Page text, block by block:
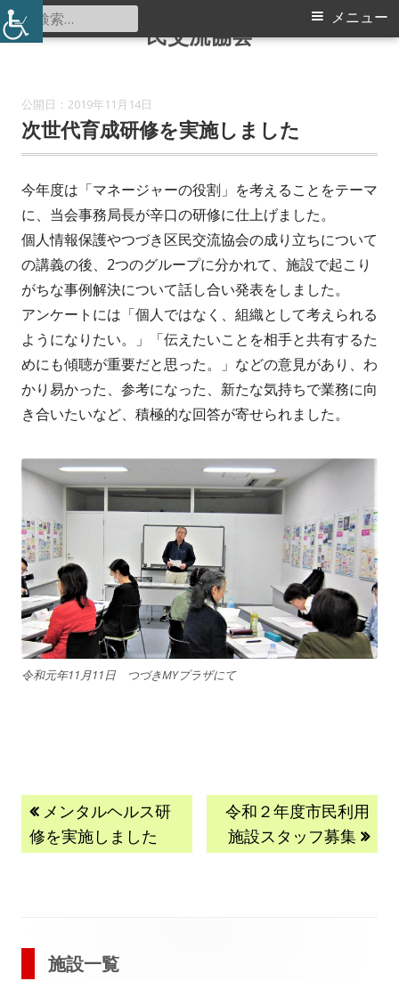
コ
ン
認定特定非営利活動法人 つづき区
民交流協会
メ
メニュー
検
索:
2019年11月14日
次世代育成研修を実施しました
今年度は「マネージャーの役割」を考えることをテーマ
に、当会事務局長が辛口の研修に仕上げました。
個人情報保護やつづき区民交流協会の成り立ちについて
の講義の後、2つのグループに分かれて、施設で起こり
がちな事例解決について話し合い発表をしました。
アンケートには「個人ではなく、組織として考えられる
ようになりたい。」「伝えたいことを相手と共有するた
めにも傾聴が重要だと思った。」などの意見があり、わ
かり易かった、参考になった、新たな気持ちで業務に向
き合いたいなど、積極的な回答が寄せられました。
令和元年11月11日 つづきMYプラザにて
投
稿
前
の
メンタルヘルス研
修を実施しました
次
の
令和２年度市民利用
施設スタッフ募集
メ 施設一覧